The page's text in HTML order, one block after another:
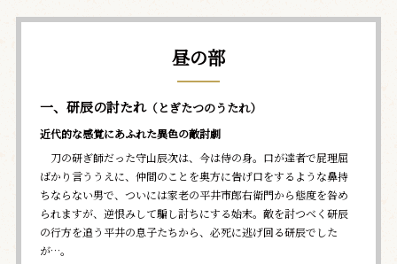
昼の部
一、研辰の討たれ（とぎたつのうたれ）
近代的な感覚にあふれた異色の敵討劇
刀の研ぎ師だった守山辰次は、今は侍の身。口が達者で屁理屈
ばかり言ううえに、仲間のことを奥方に告げ口をするような鼻持
ちならない男で、ついには家老の平井市郎右衛門から態度を咎め
られますが、逆恨みして騙し討ちにする始末。敵を討つべく研辰
の行方を追う平井の息子たちから、必死に逃げ回る研辰でした
が…。